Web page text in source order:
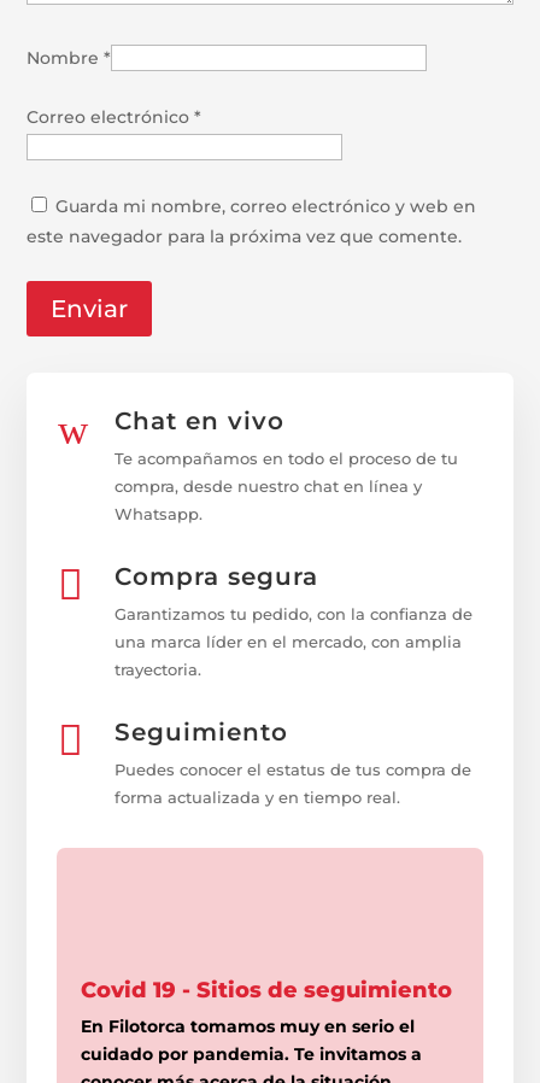
Nombre*
Correo electrónico*
Guarda mi nombre, correo electrónico y web en
este navegador para la próxima vez que comente.
w Chat en vivo
Te acompañamos en todo el proceso de tu
compra, desde nuestro chat en línea y
Whatsapp.
 Compra segura
Garantizamos tu pedido, con la confianza de
una marca líder en el mercado, con amplia
trayectoria.
 Seguimiento
Puedes conocer el estatus de tus compra de
forma actualizada y en tiempo real.
Covid 19 - Sitios de seguimiento
En Filotorca tomamos muy en serio el
cuidado por pandemia. Te invitamos a